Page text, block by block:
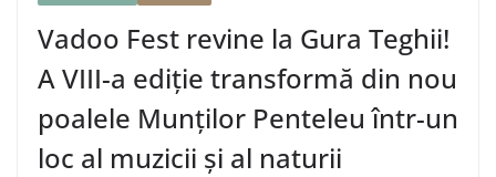
Vadoo Fest revine la Gura Teghii!
A VIII-a ediție transformă din nou
poalele Munților Penteleu într-un
loc al muzicii și al naturii